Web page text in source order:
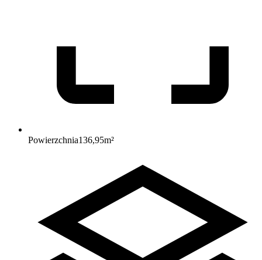
Powierzchnia136,95m²